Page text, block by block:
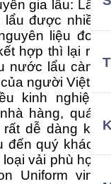
gia lẩu: Lẩu
được nhiều
liệu đơn
hợp thì lại rất
nước lẩu càng
người Việt.
kinh nghiệm
hàng, quán
dễ dàng khi
quý khách
vải phù hợp
Uniform vinh